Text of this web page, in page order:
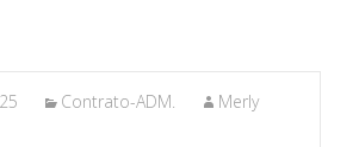
Contrato-ADM.
Merly